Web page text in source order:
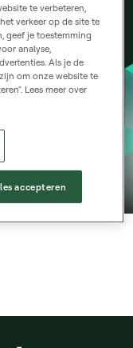
te verbeteren,
verkeer op de site te
geef je toestemming
analyse,
Als je de
om onze website te
Lees meer over
accepteren